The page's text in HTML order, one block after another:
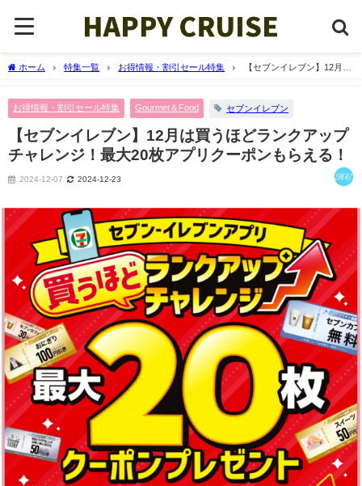
ホーム 特集一覧 お得情報・割引セール特集
【セブンイレブン】12月は
お得情報・割引セール特集 Gourmet＆Food セブンイレブン
【セブンイレブン】12月は買うほどランクアップ
チャレンジ！最大20枚アプリクーポンもらえる！
2024-12-07 2024-12-23